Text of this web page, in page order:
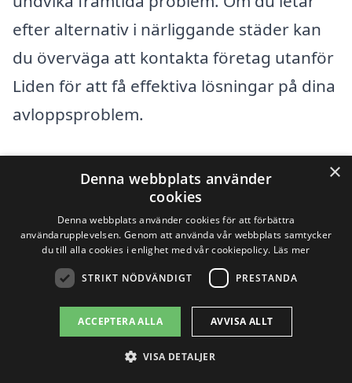
efter alternativ i närliggande städer kan
du överväga att kontakta företag utanför
Liden för att få effektiva lösningar på dina
avloppsproblem.
där du kan hitta professionella tjänster
för avloppsrensning. Här är några
exempel på städer där du kan leta efter
Sundsvall
×
Denna webbplats använder
cookies
Denna webbplats använder cookies för att förbättra
användarupplevelsen. Genom att använda vår webbplats samtycker
du till alla cookies i enlighet med vår cookiepolicy. Läs mer
STRIKT NÖDVÄNDIGT PRESTANDA
ACCEPTERA ALLA AVVISA ALLT
VISA DETALJER